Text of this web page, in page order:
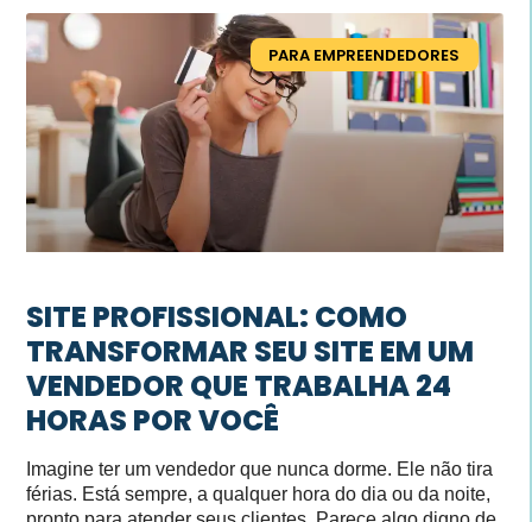
PARA EMPREENDEDORES
SITE PROFISSIONAL: COMO
TRANSFORMAR SEU SITE EM UM
VENDEDOR QUE TRABALHA 24
HORAS POR VOCÊ
Imagine ter um vendedor que nunca dorme. Ele não tira
férias. Está sempre, a qualquer hora do dia ou da noite,